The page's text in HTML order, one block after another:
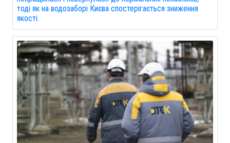
тоді як на водозаборі Києва спостерігається зниження
якості.